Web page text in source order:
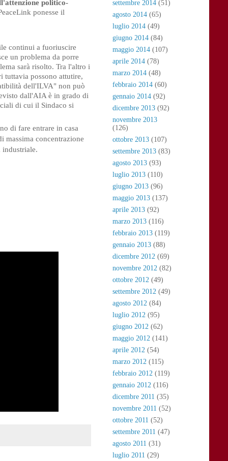
politico-
ponesse il
continui a fuoriuscire
un problema da porre
sarà risolto. Tra l'altro i
tuttavia possono attutire,
dell'ILVA" non può
dall'AIA è in grado di
di cui il Sindaco si
di fare entrare in casa
massima concentrazione
industriale.
settembre 2014 (51)
agosto 2014 (65)
luglio 2014 (49)
giugno 2014 (84)
maggio 2014 (107)
aprile 2014 (78)
marzo 2014 (48)
febbraio 2014 (60)
gennaio 2014 (92)
dicembre 2013 (92)
novembre 2013
(126)
ottobre 2013 (107)
settembre 2013 (83)
agosto 2013 (93)
luglio 2013 (110)
giugno 2013 (96)
maggio 2013 (137)
aprile 2013 (92)
marzo 2013 (116)
febbraio 2013 (119)
gennaio 2013 (88)
dicembre 2012 (69)
novembre 2012 (82)
ottobre 2012 (49)
settembre 2012 (49)
agosto 2012 (84)
luglio 2012 (95)
giugno 2012 (62)
maggio 2012 (141)
aprile 2012 (54)
marzo 2012 (115)
febbraio 2012 (119)
gennaio 2012 (116)
dicembre 2011 (35)
novembre 2011 (52)
ottobre 2011 (52)
settembre 2011 (47)
agosto 2011 (31)
luglio 2011 (29)